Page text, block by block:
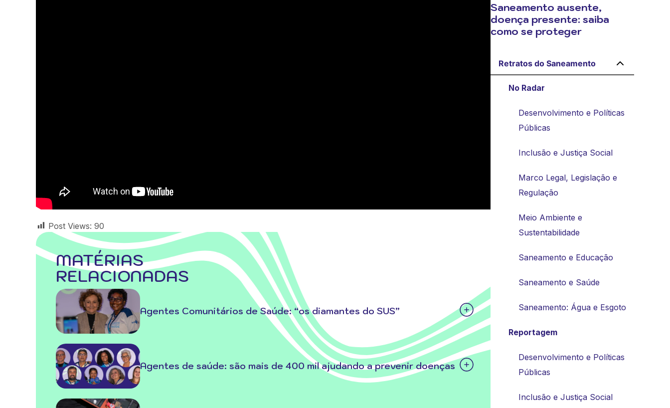
Post Views: 90
MATÉRIAS
RELACIONADAS
Agentes Comunitários de Saúde: “os diamantes do SUS”
Agentes de saúde: são mais de 400 mil ajudando a prevenir doenças
Saneamento ausente,
doença presente: saiba
como se proteger
Retratos do Saneamento
No Radar
Desenvolvimento e Políticas
Públicas
Inclusão e Justiça Social
Marco Legal, Legislação e
Regulação
Meio Ambiente e
Sustentabilidade
Saneamento e Educação
Saneamento e Saúde
Saneamento: Água e Esgoto
Reportagem
Desenvolvimento e Políticas
Públicas
Inclusão e Justiça Social